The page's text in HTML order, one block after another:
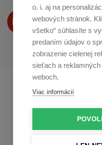
o. i. aj na
webových stránok.
všetko“ súhlasíte s
predaním údajov o
zobrazenie cielenej
sieťach a
weboch.
Viac informácií
Produkty Vám
na Youtube
Profikuchař.cz